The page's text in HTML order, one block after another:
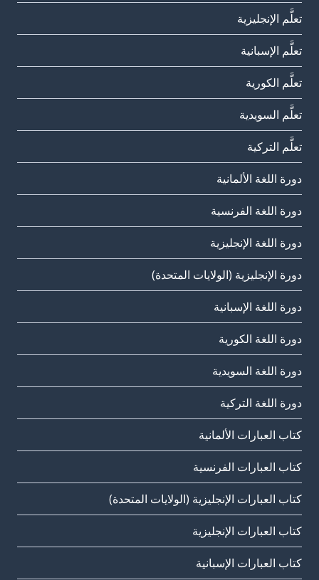
تعلَّم الإنجليزية
تعلَّم الإسبانية
تعلَّم الكورية
تعلَّم السويدية
تعلَّم التركية
دورة اللغة الألمانية
دورة اللغة الفرنسية
دورة اللغة الإنجليزية
دورة الإنجليزية (الولايات المتحدة)
دورة اللغة الإسبانية
دورة اللغة الكورية
دورة اللغة السويدية
دورة اللغة التركية
كتاب العبارات الألمانية
كتاب العبارات الفرنسية
كتاب العبارات الإنجليزية (الولايات المتحدة)
كتاب العبارات الإنجليزية
كتاب العبارات الإسبانية